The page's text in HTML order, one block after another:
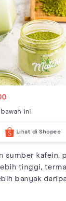
ini
Lihat di Shopee
sumber kafein,
tinggi,
banyak